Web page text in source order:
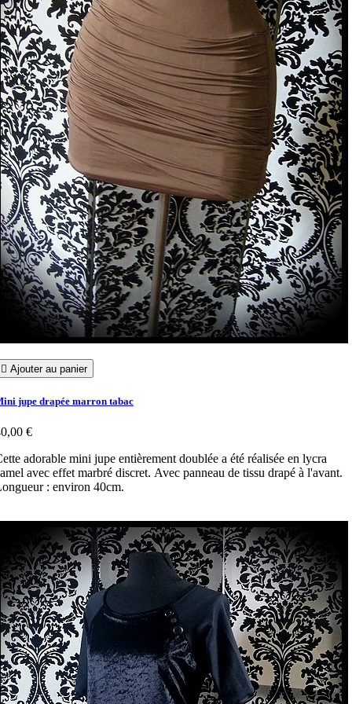
 Ajouter au panier
jupe drapée marron tabac
€
adorable mini jupe entièrement doublée a été réalisée en lycra
avec effet marbré discret. Avec panneau de tissu drapé à l'avant.
: environ 40cm.